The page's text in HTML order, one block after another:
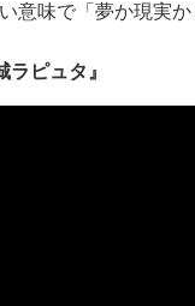
意味で「夢か現実
ピュタ』